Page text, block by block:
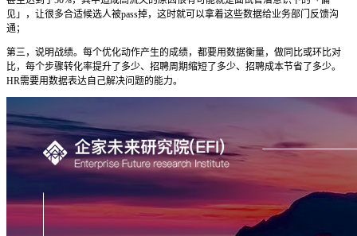
见」，让很多合适候选人被pass掉，这时就可以拿着这些数据给业务部门反馈沟
通；
第三，说明战绩。每个优化动作产生的成绩，都要用数据衡量，做同比或环比对
比，每个步骤转化率提升了多少、招聘周期缩短了多少、招聘成本节省了多少。
HR需要用数据表达自己解决问题的能力。